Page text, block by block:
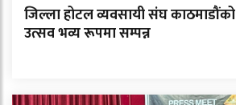
जिल्ला होटल व्यवसायी संघ काठमाडौंको
उत्सव भव्य रूपमा सम्पन्न